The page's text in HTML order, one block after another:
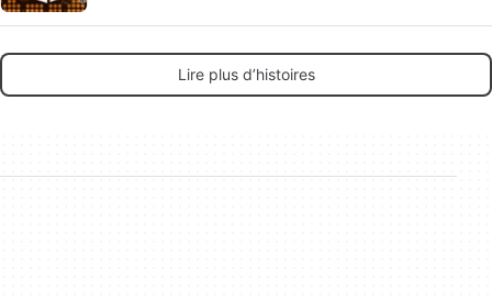
Lire plus d’histoires